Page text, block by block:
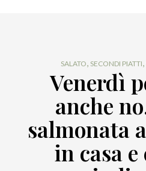
SALATO, SECONDI PIATTI,
Venerdì
anche
salmonata
in casa